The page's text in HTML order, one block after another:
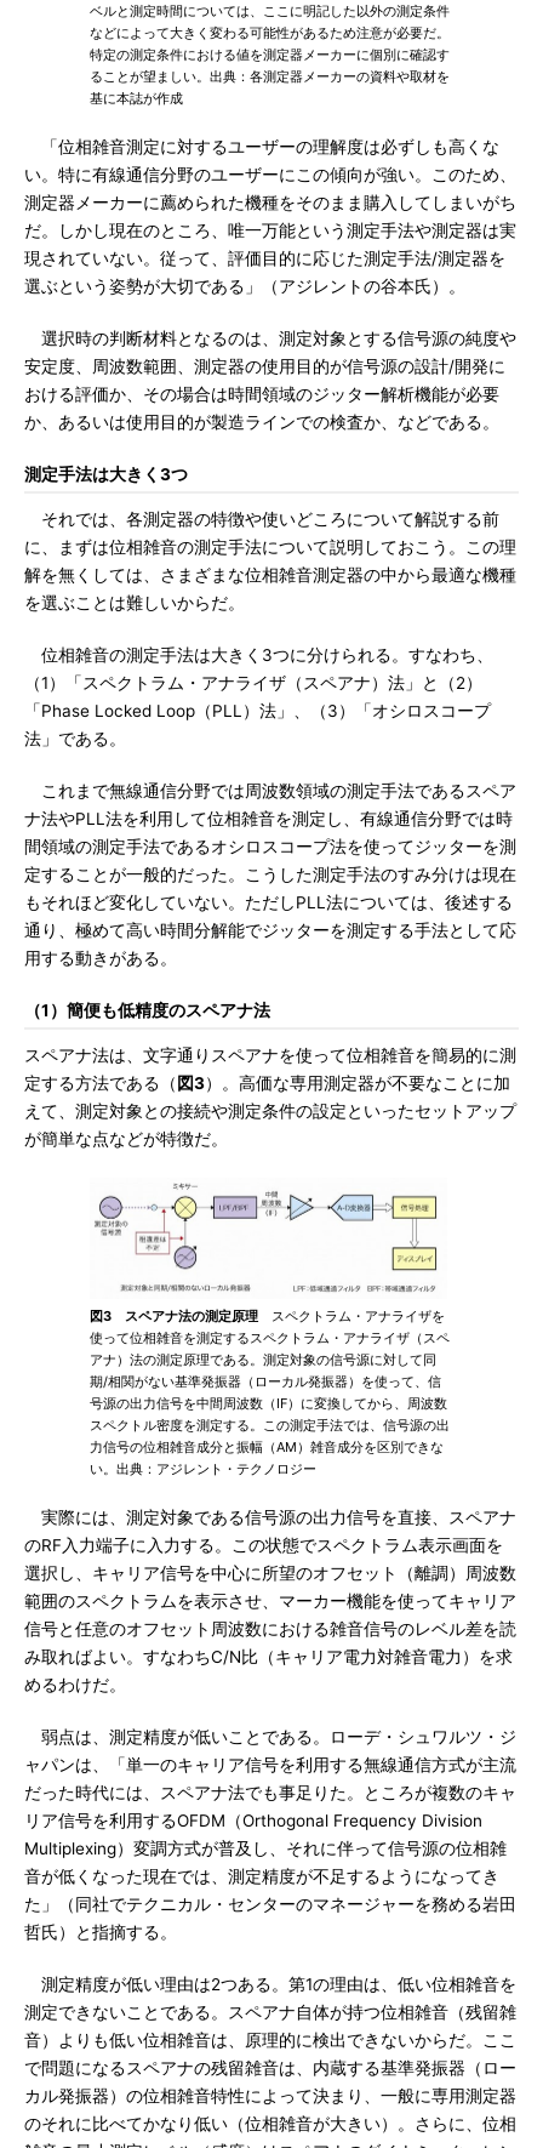
ベルと測定時間については、ここに明記した以外の測定条件
などによって大きく変わる可能性があるため注意が必要だ。
特定の測定条件における値を測定器メーカーに個別に確認す
ることが望ましい。出典：各測定器メーカーの資料や取材を
基に本誌が作成
「位相雑音測定に対するユーザーの理解度は必ずしも高くな
い。特に有線通信分野のユーザーにこの傾向が強い。このため、
測定器メーカーに薦められた機種をそのまま購入してしまいがち
だ。しかし現在のところ、唯一万能という測定手法や測定器は実
現されていない。従って、評価目的に応じた測定手法/測定器を
選ぶという姿勢が大切である」（アジレントの谷本氏）。
選択時の判断材料となるのは、測定対象とする信号源の純度や
安定度、周波数範囲、測定器の使用目的が信号源の設計/開発に
おける評価か、その場合は時間領域のジッター解析機能が必要
か、あるいは使用目的が製造ラインでの検査か、などである。
測定手法は大きく3つ
それでは、各測定器の特徴や使いどころについて解説する前
に、まずは位相雑音の測定手法について説明しておこう。この理
解を無くしては、さまざまな位相雑音測定器の中から最適な機種
を選ぶことは難しいからだ。
位相雑音の測定手法は大きく3つに分けられる。すなわち、
（1）「スペクトラム・アナライザ（スペアナ）法」と（2）
「Phase Locked Loop（PLL）法」、（3）「オシロスコープ
法」である。
これまで無線通信分野では周波数領域の測定手法であるスペア
ナ法やPLL法を利用して位相雑音を測定し、有線通信分野では時
間領域の測定手法であるオシロスコープ法を使ってジッターを測
定することが一般的だった。こうした測定手法のすみ分けは現在
もそれほど変化していない。ただしPLL法については、後述する
通り、極めて高い時間分解能でジッターを測定する手法として応
用する動きがある。
（1）簡便も低精度のスペアナ法
スペアナ法は、文字通りスペアナを使って位相雑音を簡易的に測
定する方法である（ 図3）。高価な専用測定器が不要なことに加
えて、測定対象との接続や測定条件の設定といったセットアップ
が簡単な点などが特徴だ。
図3 スペアナ法の測定原理 スペクトラム・アナライザを
使って位相雑音を測定するスペクトラム・アナライザ（スペ
アナ）法の測定原理である。測定対象の信号源に対して同
期/相関がない基準発振器（ローカル発振器）を使って、信
号源の出力信号を中間周波数（IF）に変換してから、周波数
スペクトル密度を測定する。この測定手法では、信号源の出
力信号の位相雑音成分と振幅（AM）雑音成分を区別できな
い。出典：アジレント・テクノロジー
実際には、測定対象である信号源の出力信号を直接、スペアナ
のRF入力端子に入力する。この状態でスペクトラム表示画面を
選択し、キャリア信号を中心に所望のオフセット（離調）周波数
範囲のスペクトラムを表示させ、マーカー機能を使ってキャリア
信号と任意のオフセット周波数における雑音信号のレベル差を読
み取ればよい。すなわちC/N比（キャリア電力対雑音電力）を求
めるわけだ。
弱点は、測定精度が低いことである。ローデ・シュワルツ・ジ
ャパンは、「単一のキャリア信号を利用する無線通信方式が主流
だった時代には、スペアナ法でも事足りた。ところが複数のキャ
リア信号を利用するOFDM（Orthogonal Frequency Division
Multiplexing）変調方式が普及し、それに伴って信号源の位相雑
音が低くなった現在では、測定精度が不足するようになってき
た」（同社でテクニカル・センターのマネージャーを務める岩田
哲氏）と指摘する。
測定精度が低い理由は2つある。第1の理由は、低い位相雑音を
測定できないことである。スペアナ自体が持つ位相雑音（残留雑
音）よりも低い位相雑音は、原理的に検出できないからだ。ここ
で問題になるスペアナの残留雑音は、内蔵する基準発振器（ロー
カル発振器）の位相雑音特性によって決まり、一般に専用測定器
のそれに比べてかなり低い（位相雑音が大きい）。さらに、位相